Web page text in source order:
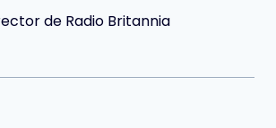
de Radio Britannia